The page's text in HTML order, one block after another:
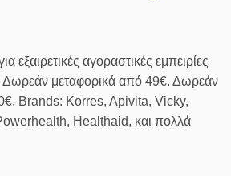
εξαιρετικές αγοραστικές εμπειρίες
Δωρεάν μεταφορικά από 49€. Δωρεάν
Brands: Korres, Apivita, Vicky,
Healthaid, και πολλά